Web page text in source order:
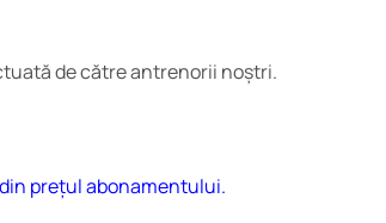
de către antrenorii noștri.
prețul abonamentului.